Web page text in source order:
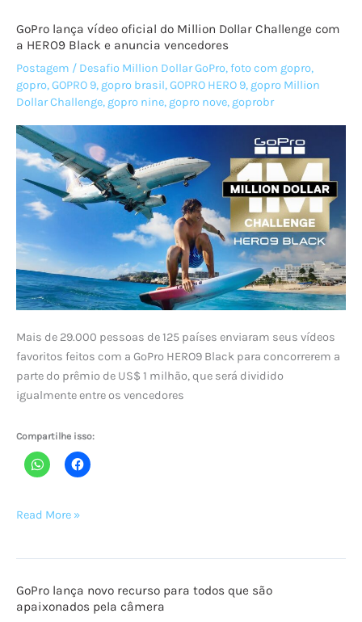
no
Brasil,
com
Marcos
Vaz
GoPro lança vídeo oficial do Million Dollar Challenge com
a HERO9 Black e anuncia vencedores
Postagem / Desafio Million Dollar GoPro,foto com gopro,
gopro,GOPRO 9, gopro brasil,GOPRO HERO 9, gopro Million
Dollar Challenge, gopro nine, gopro nove, goprobr
Mais de 29.000 pessoas de 125 países enviaram seus vídeos
favoritos feitos com a GoPro HERO9 Black para concorrerem a
parte do prêmio de US$ 1 milhão, que será dividido
igualmente entre os vencedores
Compartilhe isso:
GoPro
do
Million
Read More »
GoPro lança novo recurso para todos que são
apaixonados pela câmera